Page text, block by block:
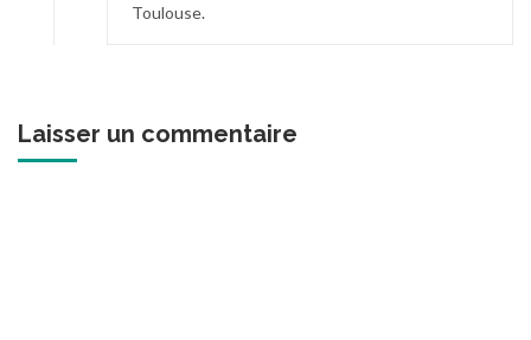
Toulouse.
Laisser un commentaire